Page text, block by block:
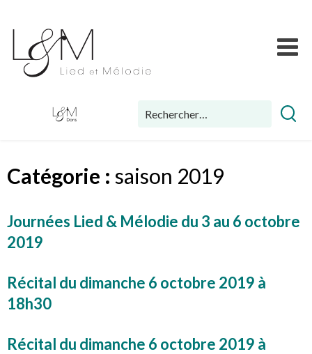
content
Rechercher :
Catégorie : saison 2019
Journées Lied & Mélodie du 3 au 6 octobre
2019
Récital du dimanche 6 octobre 2019 à
18h30
Récital du dimanche 6 octobre 2019 à